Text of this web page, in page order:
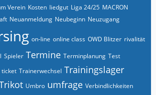
Verein Kosten liedgut Liga 24/25 MACRON
Neuanmeldung Neubeginn Neuzugang
on-line online class OWD Blitzer rivalität
Spieler Termine Terminplanung Test
ticket Trainerwechsel Trainingslager
Umbro umfrage Verbindlichkeiten